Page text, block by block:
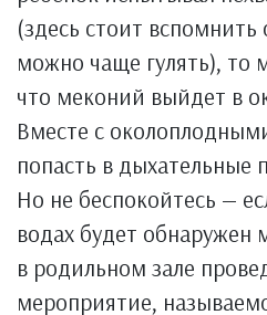
(здесь стоит
можно чаще гулять), то
что меконий выйдет в
Вместе с
попасть в дыхательные
Но не беспокойтесь —
водах будет обнаружен
в родильном зале
мероприятие,